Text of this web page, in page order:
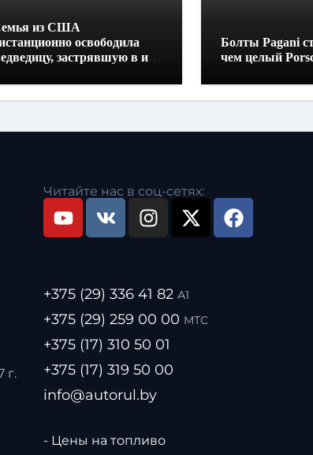
из США
освободила
застрявшую в их
Болты Pagani
чем целый
г.
Читайте нас в соц-сетях:
+375 (29) 336 41 82 А1
+375 (29) 259 00 00 МТС
+375 (17) 310 50 01
+375 (17) 319 50 00
info@autorul.by
- Цены на топливо